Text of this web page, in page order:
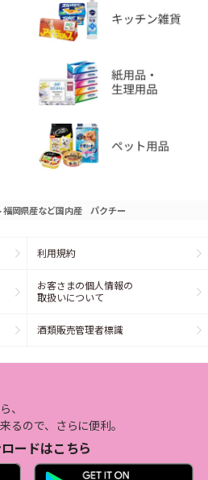
福岡県産など国内産 パクチー
利用規約
お客さまの個人情報の
取扱いについて
酒類販売管理者標識
、
るので、さらに便利。
ードはこちら